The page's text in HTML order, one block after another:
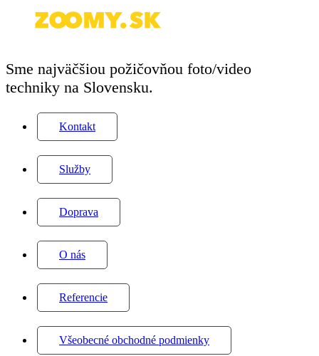
Sme najväčšiou požičovňou foto/video
techniky na Slovensku.
Kontakt
Služby
Doprava
O nás
Referencie
Všeobecné obchodné podmienky